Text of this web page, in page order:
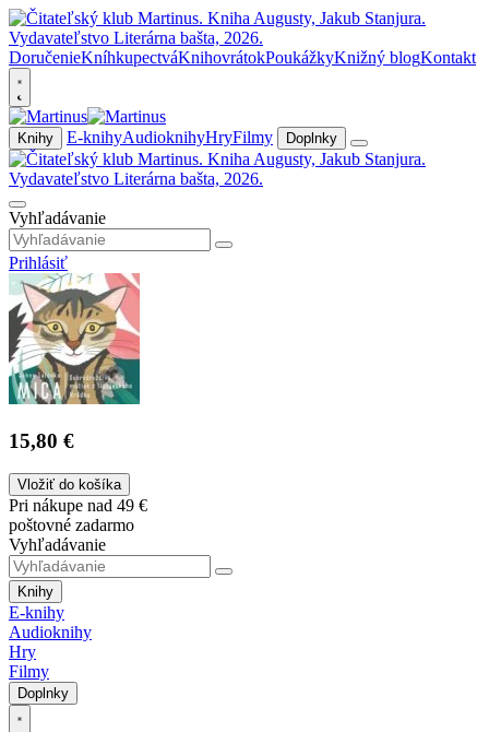
DoručenieKníhkupectváKnihovrátokPoukážkyKnižný blogKontakt
Knihy E-knihyAudioknihyHryFilmy Doplnky
Vyhľadávanie
Prihlásiť
15,80 €
Vložiť do košíka
Pri nákupe nad 49 €
poštovné zadarmo
Vyhľadávanie
Knihy
E-knihy
Audioknihy
Hry
Filmy
Doplnky